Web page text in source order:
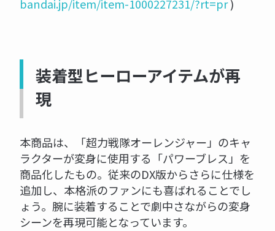
bandai.jp/item/item-1000227231/?rt=pr)
装着型ヒーローアイテムが再
現
本商品は、「超力戦隊オーレンジャー」のキャ
ラクターが変身に使用する「パワーブレス」を
商品化したもの。従来のDX版からさらに仕様を
追加し、本格派のファンにも喜ばれることでし
ょう。腕に装着することで劇中さながらの変身
シーンを再現可能となっています。